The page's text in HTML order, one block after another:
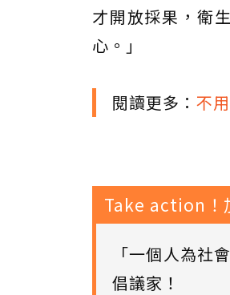
才開放採果，衛
心。」
閱讀更多： 不
Take action！
「一個人為社
倡議家！